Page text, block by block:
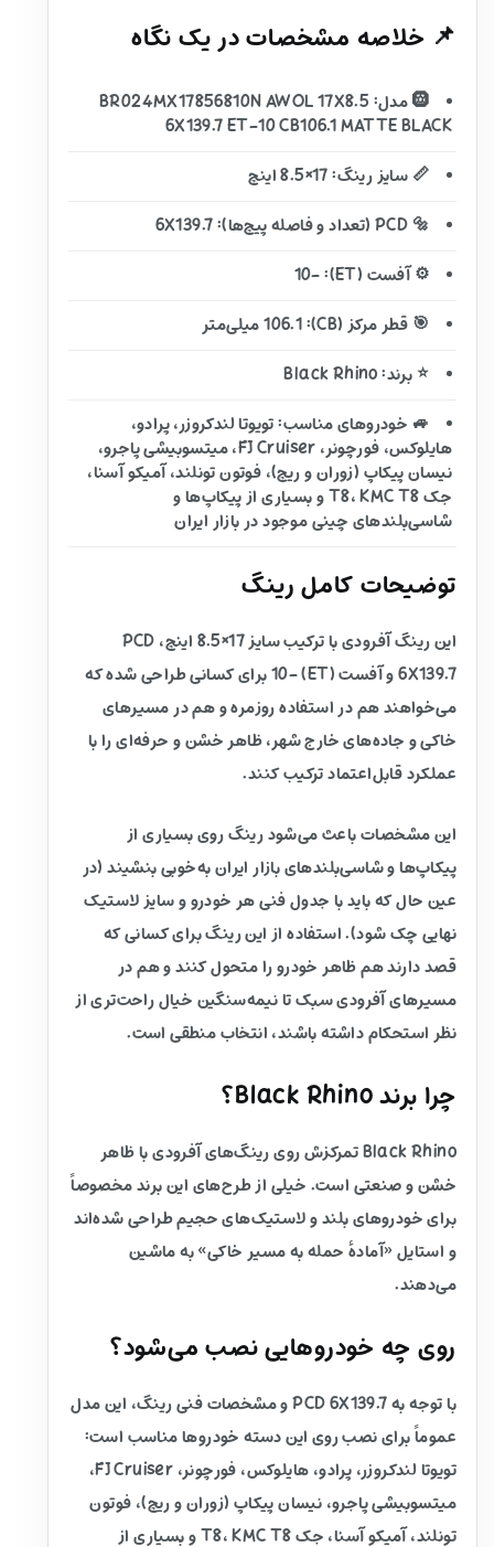
📌 خلاصه مشخصات در یک نگاه
🛞 مدل: BR024MX17856810N AWOL 17X8.5
6X139.7 ET-10 CB106.1 MATTE BLACK
📏 سایز رینگ: 17×8.5 اینچ
🔩 PCD (تعداد و فاصله پیچ‌ها): 6X139.7
⚙️ آفست (ET): -10
🎯 قطر مرکز (CB): 106.1 میلی‌متر
⭐ برند: Black Rhino
🚙 خودروهای مناسب: تویوتا لندکروزر، پرادو،
هایلوکس، فورچونر، FJ Cruiser، میتسوبیشی پاجرو،
نیسان پیکاپ (زوران و ریچ)، فوتون تونلند، آمیکو آسنا،
جک T8، KMC T8 و بسیاری از پیکاپ‌ها و
شاسی‌بلندهای چینی موجود در بازار ایران
توضیحات کامل رینگ
این رینگ آفرودی با ترکیب سایز 17×8.5 اینچ، PCD
6X139.7 و آفست (ET) -10 برای کسانی طراحی شده که
می‌خواهند هم در استفاده روزمره و هم در مسیرهای
خاکی و جاده‌های خارج شهر، ظاهر خشن و حرفه‌ای را با
عملکرد قابل‌اعتماد ترکیب کنند.
این مشخصات باعث می‌شود رینگ روی بسیاری از
پیکاپ‌ها و شاسی‌بلندهای بازار ایران به‌خوبی بنشیند (در
عین حال که باید با جدول فنی هر خودرو و سایز لاستیک
نهایی چک شود). استفاده از این رینگ برای کسانی که
قصد دارند هم ظاهر خودرو را متحول کنند و هم در
مسیرهای آفرودی سبک تا نیمه‌سنگین خیال راحت‌تری از
نظر استحکام داشته باشند، انتخاب منطقی است.
چرا برند Black Rhino؟
Black Rhino تمرکزش روی رینگ‌های آفرودی با ظاهر
خشن و صنعتی است. خیلی از طرح‌های این برند مخصوصاً
برای خودروهای بلند و لاستیک‌های حجیم طراحی شده‌اند
و استایل «آمادهٔ حمله به مسیر خاکی» به ماشین
می‌دهند.
روی چه خودروهایی نصب می‌شود؟
با توجه به PCD 6X139.7 و مشخصات فنی رینگ، این مدل
عموماً برای نصب روی این دسته خودروها مناسب است:
تویوتا لندکروزر، پرادو، هایلوکس، فورچونر، FJ Cruiser،
میتسوبیشی پاجرو، نیسان پیکاپ (زوران و ریچ)، فوتون
تونلند، آمیکو آسنا، جک T8، KMC T8 و بسیاری از